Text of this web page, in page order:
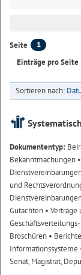
Seite
1
Einträge pro Seite
Sortieren nach:
Dokumententyp:
Bekanntmachungen
und
Gutachten •
Broschüren •
Informationssysteme
Senat, Magistrat,